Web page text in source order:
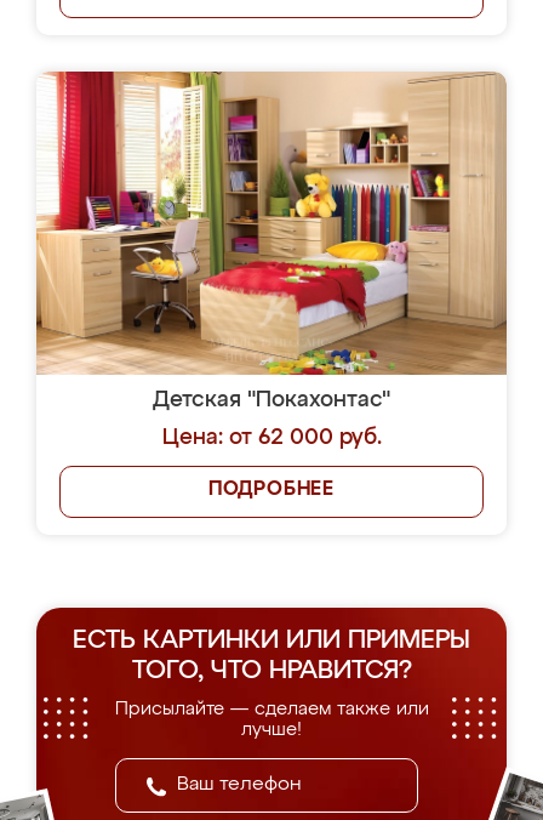
Детская "Покахонтас"
Цена: от 62 000 руб.
ПОДРОБНЕЕ
ЕСТЬ КАРТИНКИ ИЛИ ПРИМЕРЫ
ТОГО, ЧТО НРАВИТСЯ?
Присылайте — сделаем также или
лучше!